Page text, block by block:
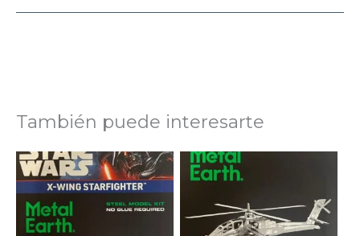
También puede interesarte